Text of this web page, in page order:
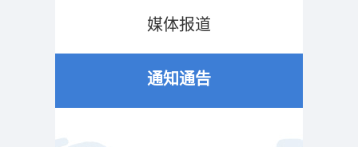
媒体报道
通知通告